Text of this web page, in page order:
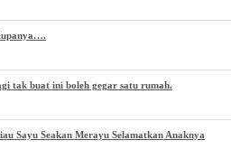
tak buat ini boleh gegar satu rumah.
Sayu Seakan Merayu Selamatkan Anaknya